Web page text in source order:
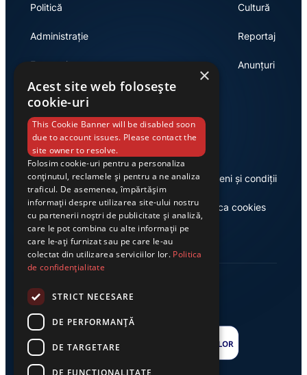
Politică
Administrație
Economie
Cultură
Reportaj
Anunțuri
Link-uri utile
Despre noi
Casa de editură Exclusiv
Termeni și condiții
Politica cookies
×
Acest site web folosește
cookie-uri
This Cookie Banner will be disabled soon
due to account issues. Please contact the
site owner to resolve.
Folosim cookie-uri pentru a personaliza
conținutul, reclamele și pentru a ne analiza
traficul. De asemenea, împărtășim
informații despre utilizarea site-ului nostru
cu partenerii noștri de publicitate și analiză,
care le pot combina cu alte informații pe
care le-ați furnizat sau pe care le-au
colectat din utilizarea serviciilor lor. Politica
de confidențialitate
STRICT NECESARE
DE PERFORMANȚĂ
DE TARGETARE
DE FUNCŢIONALITATE